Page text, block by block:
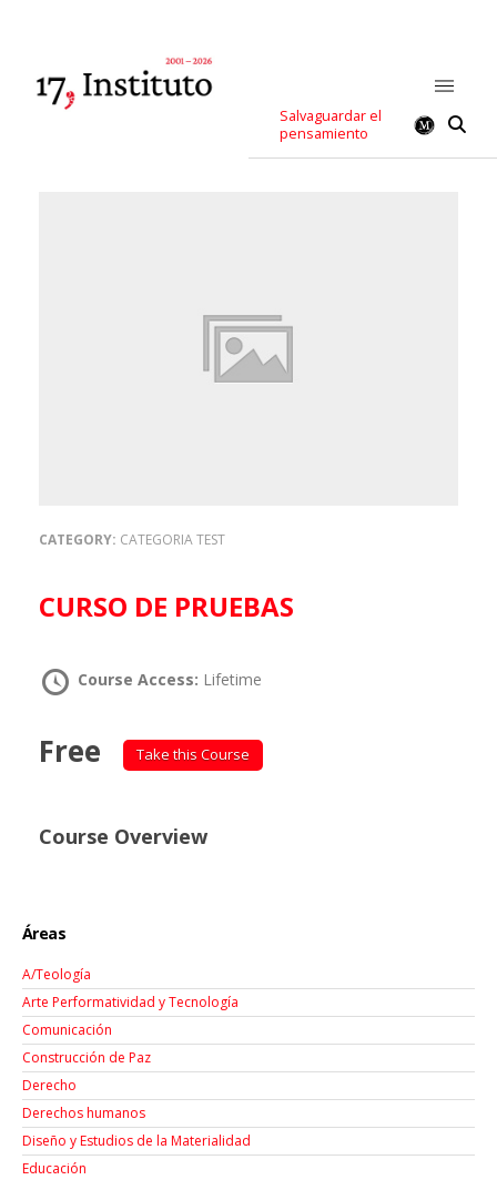
Salvaguardar el
pensamiento
CATEGORY: CATEGORIA TEST
CURSO DE PRUEBAS
Course Access: Lifetime
Free Take this Course
Course Overview
Áreas
A/Teología
Arte Performatividad y Tecnología
Comunicación
Construcción de Paz
Derecho
Derechos humanos
Diseño y Estudios de la Materialidad
Educación